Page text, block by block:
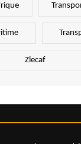
Zlecaf